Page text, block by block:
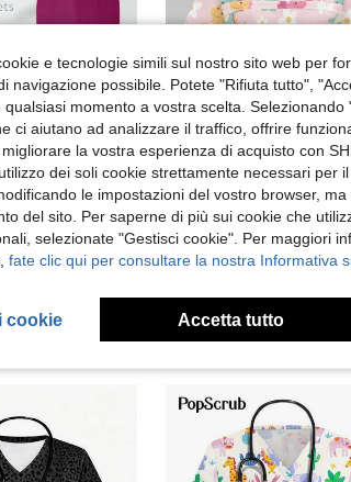
Risparmia 0.36€
-1% TaskEZ Set uniforme di top a maniche corte con scollo a V in tinta unita e pantaloni casual, set da camice NEW
TaskEZ Top infermieristico rosa con stampa cartoni animati dinosauri & floreale, top chirurgico con scollo a V e maniche corte, scrub
e tecnologie simili sul nostro sito web per
navigazione possibile. Potete "Rifiuta tutto",
qualsiasi momento a vostra scelta.
ci aiutano ad analizzare il traffico, offrire
la vostra esperienza di acquisto con
dei soli cookie strettamente necessari per
le impostazioni del vostro browser,
del sito. Per saperne di più sui cookie che
selezionate "Gestisci cookie". Per maggiori
fate clic qui per consultare la nostra Informativa
cookie Accetta tutto